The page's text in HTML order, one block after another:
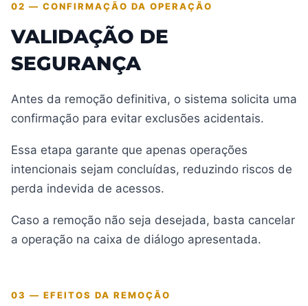
02 — CONFIRMAÇÃO DA OPERAÇÃO
VALIDAÇÃO DE
SEGURANÇA
Antes da remoção definitiva, o sistema solicita uma
confirmação para evitar exclusões acidentais.
Essa etapa garante que apenas operações
intencionais sejam concluídas, reduzindo riscos de
perda indevida de acessos.
Caso a remoção não seja desejada, basta cancelar
a operação na caixa de diálogo apresentada.
03 — EFEITOS DA REMOÇÃO